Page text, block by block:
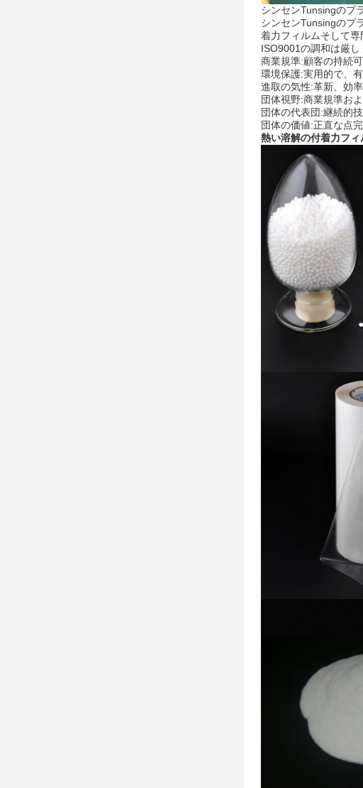
シンセンTunsingのプ
シンセンTunsingのプ
着力フィルムそして
ISO9001の調和は厳し
商業規準:顧客の持続
環境保護:実用的で、
進取の気性:革新、効
団体視野:商業規準お
団体の代表団:継続的
団体の価値:正直な点完
熱い溶解の付着力フィ